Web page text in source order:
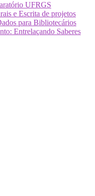
UFRGS
e Escrita de projetos
para Bibliotecários
Entrelaçando Saberes